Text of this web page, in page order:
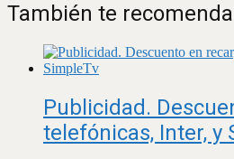
También te
Publicidad.
telefónicas, Inter, y